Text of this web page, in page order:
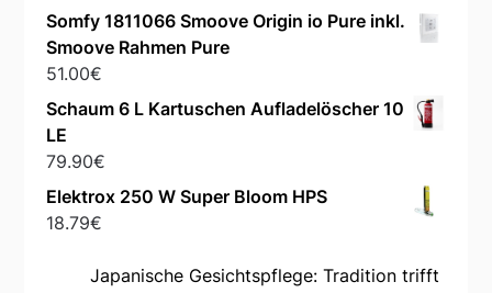
Somfy 1811066 Smoove Origin io Pure inkl.
Smoove Rahmen Pure
51.00€
Schaum 6 L Kartuschen Aufladelöscher 10
LE
79.90€
Elektrox 250 W Super Bloom HPS
18.79€
Japanische Gesichtspflege: Tradition trifft